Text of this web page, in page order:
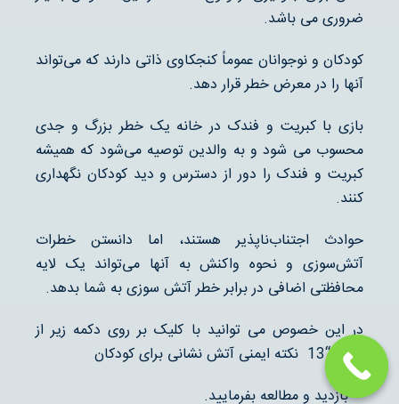
ضروری می باشد.
کودکان و نوجوانان عموماً کنجکاوی ذاتی دارند که می‌تواند
آنها را در معرض خطر قرار دهد.
بازی با کبریت و فندک در خانه یک خطر بزرگ و جدی
محسوب می شود و به والدین توصیه می‌شود که همیشه
کبریت و فندک را دور از دسترس و دید کودکان نگهداری
کنند.
حوادث اجتناب‌ناپذیر هستند، اما دانستن خطرات
آتش‌سوزی و نحوه واکنش به آنها می‌تواند یک لایه
محافظتی اضافی در برابر خطر آتش سوزی به شما بدهد.
در این خصوص می توانید با کلیک بر روی دکمه زیر از
مقاله “13 نکته ایمنی آتش نشانی برای کودکان
” بازدید و مطالعه بفرمایید.